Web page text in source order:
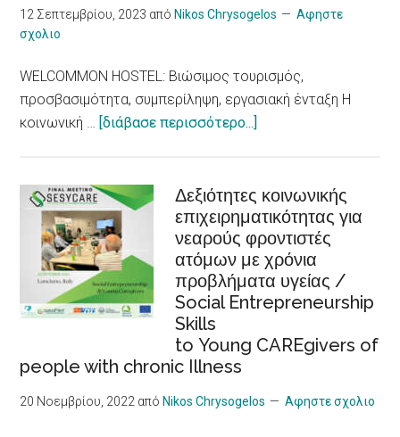
έρευνα/
an
Increased
Risk
Problems,
New
Research
Shows
12 Σεπτεμβρίου, 2023 από Nikos Chrysogelos
Αφηστε
σχολιο
WELCOMMON HOSTEL: Βιώσιμος τουρισμός,
προσβασιμότητα, συμπερίληψη, εργασιακή ένταξη Η
κοινωνική … [διάβασε περισσότερο...]
Βιώσιμος
τουρισμός,
προσβασιμότητα,
συμπερίληψη,
εργασιακή
ένταξη
tourism,
inclusiveness,
Δεξιότητες κοινωνικής
επιχειρηματικότητας για
νεαρούς φροντιστές
ατόμων με χρόνια
προβλήματα υγείας /
Social Entrepreneurship
Skills
to Young CAREgivers of
people with chronic Illness
20 Νοεμβρίου, 2022 από Nikos Chrysogelos Αφηστε σχολιο